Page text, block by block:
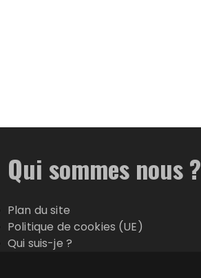
Qui sommes nous ?
Plan du site
Politique de cookies (UE)
Qui suis-je ?